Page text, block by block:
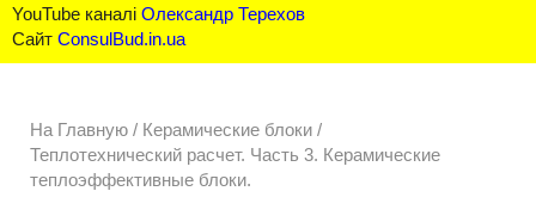
YouTube каналі Олександр Терехов
Сайт ConsulBud.in.ua
На Главную / Керамические блоки /
Теплотехнический расчет. Часть 3. Керамические
теплоэффективные блоки.